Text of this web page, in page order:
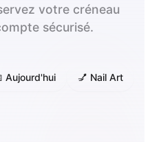
votre créneau
sécurisé.
Aujourd'hui 💅 Nail Art